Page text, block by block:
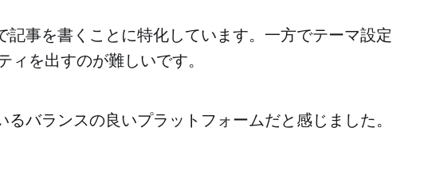
事を書くことに特化しています。一方でテーマ設定
ィを出すのが難しいです。
バランスの良いプラットフォームだと感じました。